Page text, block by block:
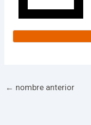
← nombre anterior